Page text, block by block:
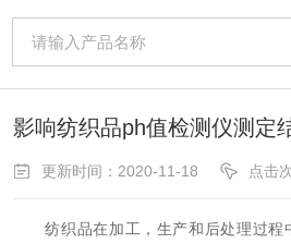
影响纺织品ph值检测仪测定
更新时间：2020-11-18 点击
纺织品在加工，生产和后处理过程